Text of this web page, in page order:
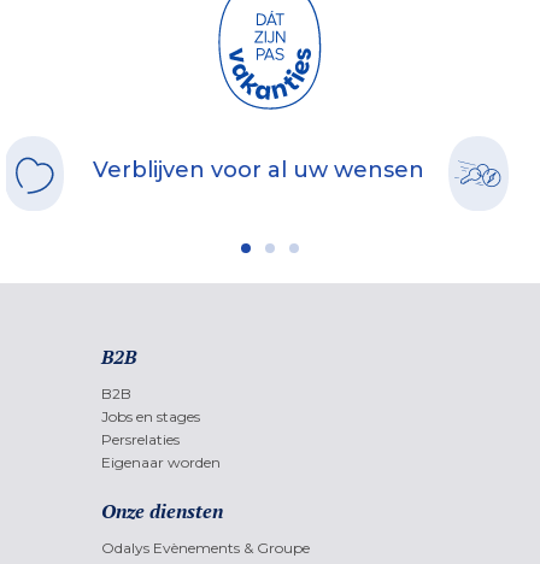
Verblijven voor al uw wensen
B2B
B2B
Jobs en stages
Persrelaties
Eigenaar worden
Onze diensten
Odalys Evènements & Groupe